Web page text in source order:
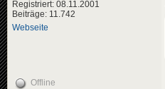
Registriert: 08.11.2001
Beiträge: 11.742
Webseite
Offline